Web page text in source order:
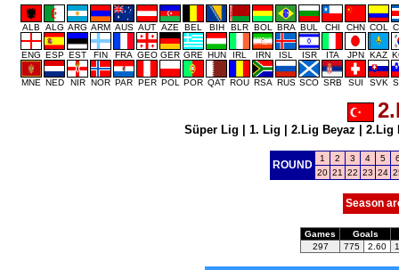
ALB ALG ARG ARM AUS AUT AZE BEL BIH BLR BOL BRA BUL CHI CHN COL
ENG ESP EST FIN FRA GEO GER GRE HUN IRL IRN ISL ISR ITA JPN KAZ
MNE NED NIR NOR PAR PER POL POR QAT ROU RSA RUS SCO SRB SUI SVK
Süper Lig 1. Lig 2.Lig Beyaz 2.Lig
ROUND
1 2 3 4 5
20 21 22 23 24
Season
Games
Goals
297
775 2.60